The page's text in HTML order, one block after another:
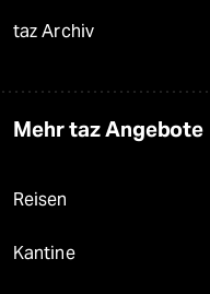
taz Archiv
Mehr taz Angebote
Reisen
Kantine